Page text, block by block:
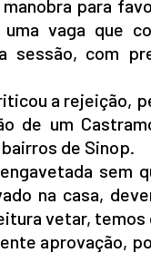
manobra para
vaga que
sessão, com
a rejeição,
de um
de Sinop.
sem
na casa,
vetar, temos
aprovação,